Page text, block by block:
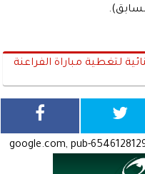
لتغطية مباراة الفراعنة
google.com, pub-